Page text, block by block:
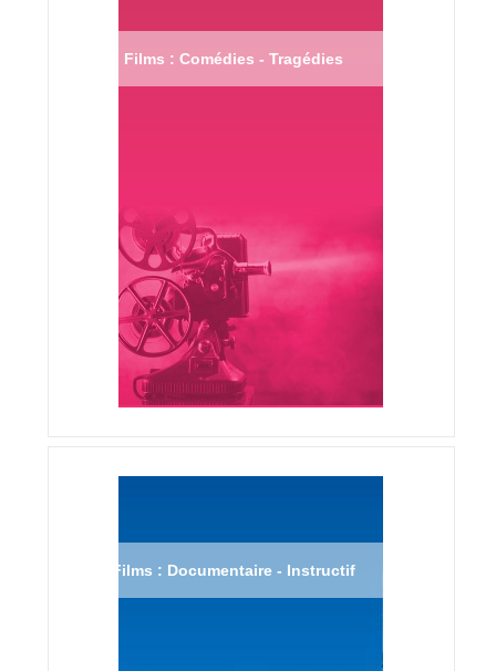
Films : Comédies - Tragédies
Films : Documentaire - Instructif